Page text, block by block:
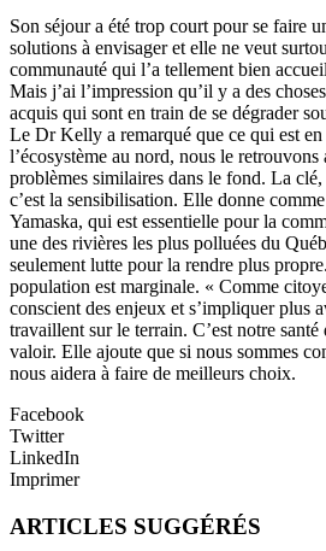
Son séjour a été trop court pour se faire
solutions à envisager et elle ne veut
communauté qui l’a tellement bien
Mais j’ai l’impression qu’il y a des
acquis qui sont en train de se dégrader
Le Dr Kelly a remarqué que ce qui est
l’écosystème au nord, nous le retrouvons
problèmes similaires dans le fond. La
c’est la sensibilisation. Elle donne
Yamaska, qui est essentielle pour la
une des rivières les plus polluées du
seulement lutte pour la rendre plus
population est marginale. « Comme
conscient des enjeux et s’impliquer plus
travaillent sur le terrain. C’est notre
valoir. Elle ajoute que si nous sommes
nous aidera à faire de meilleurs choix.
Facebook
Twitter
LinkedIn
Imprimer
ARTICLES SUGGÉRÉS